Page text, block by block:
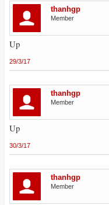
thanhgp
Member
Up
29/3/17
thanhgp
Member
Up
30/3/17
thanhgp
Member